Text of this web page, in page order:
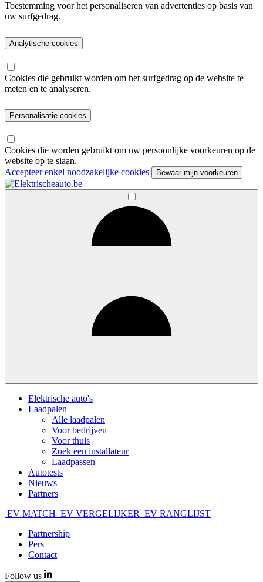
Toestemming voor het personaliseren van advertenties op basis van
uw surfgedrag.
Analytische cookies
Cookies die gebruikt worden om het surfgedrag op de website te
meten en te analyseren.
Personalisatie cookies
Cookies die worden gebruikt om uw persoonlijke voorkeuren op de
website op te slaan.
Accepteer enkel noodzakelijke cookies
Bewaar mijn voorkeuren
Elektrische auto's
Laadpalen
Alle laadpalen
Voor bedrijven
Voor thuis
Zoek een installateur
Laadpassen
Autotests
Nieuws
Partners
EV MATCH EV VERGELIJKER EV RANGLIJST
Partnership
Pers
Contact
Follow us